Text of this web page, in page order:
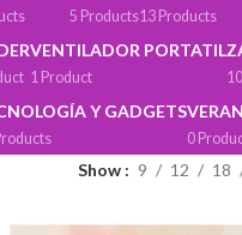
5 Products13 Products
VENTILADOR PORTATIL
1 Product
Y GADGETS
0
Show 9 12 18